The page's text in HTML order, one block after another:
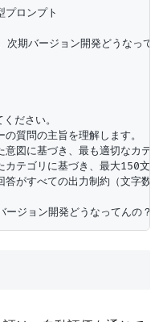
ロンプト
期バージョン開発どうなって
ださい。
問の主旨を理解します。
図に基づき、最も適切なカ
リに基づき、最大150文字
べての出力制約（文字数、